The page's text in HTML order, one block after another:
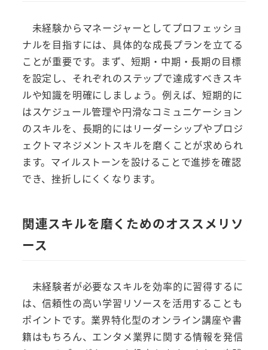
未経験からマネージャーとしてプロフェッショ
ナルを目指すには、具体的な成長プランを立てる
ことが重要です。まず、短期・中期・長期の目標
を設定し、それぞれのステップで達成すべきスキ
ルや知識を明確にしましょう。例えば、短期的に
はスケジュール管理や円滑なコミュニケーション
のスキルを、長期的にはリーダーシップやプロジ
ェクトマネジメントスキルを磨くことが求められ
ます。マイルストーンを設けることで進捗を確認
でき、挫折しにくくなります。
関連スキルを磨くためのオススメリソ
ース
未経験者が必要なスキルを効率的に習得するに
は、信頼性の高い学習リソースを活用することも
ポイントです。業界特化型のオンライン講座や書
籍はもちろん、エンタメ業界に関する情報を発信